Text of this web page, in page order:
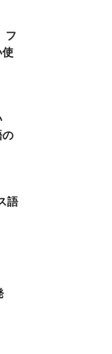
フ
使
の
語